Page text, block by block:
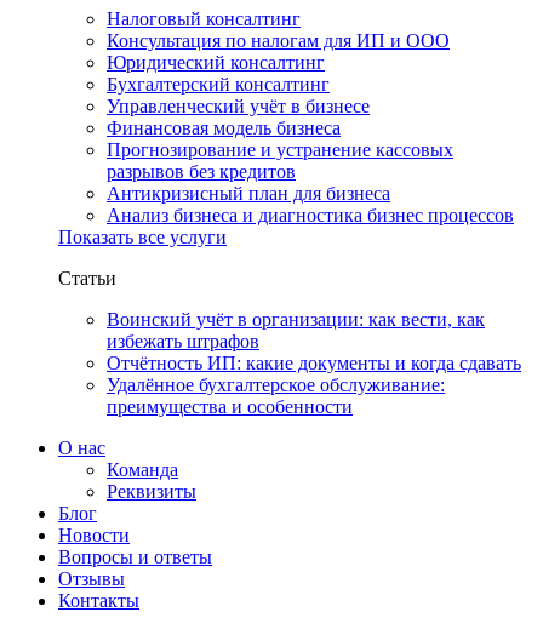
Налоговый консалтинг
Консультация по налогам для ИП и ООО
Юридический консалтинг
Бухгалтерский консалтинг
Управленческий учёт в бизнесе
Финансовая модель бизнеса
Прогнозирование и устранение кассовых
разрывов без кредитов
Антикризисный план для бизнеса
Анализ бизнеса и диагностика бизнес процессов
Показать все услуги
Статьи
Воинский учёт в организации: как вести, как
избежать штрафов
Отчётность ИП: какие документы и когда сдавать
Удалённое бухгалтерское обслуживание:
преимущества и особенности
О нас
Команда
Реквизиты
Блог
Новости
Вопросы и ответы
Отзывы
Контакты